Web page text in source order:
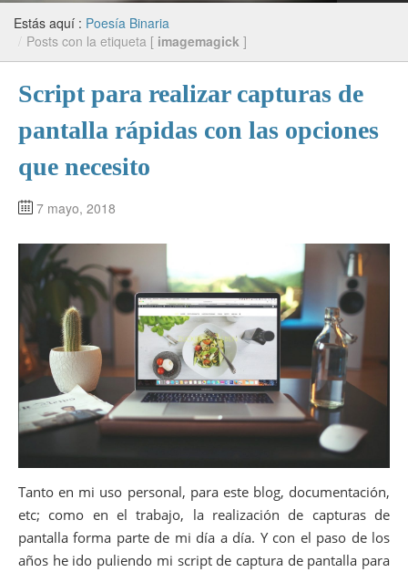
Estás aquí : Poesía Binaria
/ Posts con la etiqueta [ imagemagick ]
Script para realizar capturas de
pantalla rápidas con las opciones
que necesito
7 mayo, 2018
Tanto en mi uso personal, para este blog, documentación,
etc; como en el trabajo, la realización de capturas de
pantalla forma parte de mi día a día. Y con el paso de los
años he ido puliendo mi script de captura de pantalla para